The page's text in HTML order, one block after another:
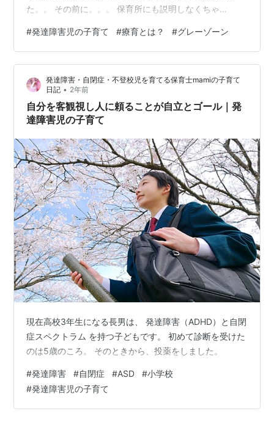
た。。 その前に。。。 保育所にも説明しなくちゃ
を納得させるのも精一杯。 １００%受け入れてもない。
今までは病院から、相談員から。 聞く側だった。 とりあ
えず。。。 それだけ。 でもね。。 自分の息子が発達障
害って口に出して誰かに伝えるってことがどんだけしん
どくて、自分が認めた用な気がして、自分が許せなくな
るんだ。。 うまく言…
#発達障害児の子育て #療育とは？ #グレーゾーン
発達障害・自閉症・不登校児を育てる保育士mamiの子育て
日記 • 2年前
自分を客観視し人に頼ることが自立とゴール｜発
達障害児の子育て
現在高校3年生になる長男は、 発達障害（ADHD）と自閉
症スペクトラム を持つ子どもです。 初めて診断を受けた
のは5歳のころ。 そのときから、投薬をしました。
#発達障害 #自閉症 #ASD #小学校
#発達障害児の子育て